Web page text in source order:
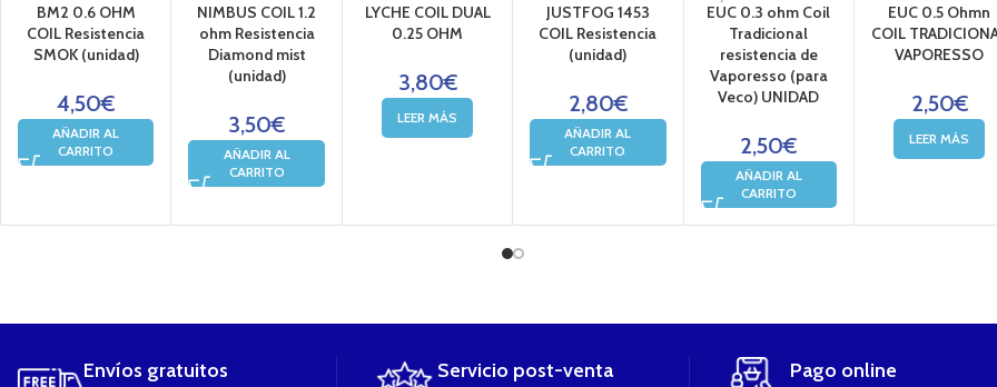
BM2 0.6 OHM
COIL Resistencia
SMOK (unidad)
4,50€
AÑADIR AL
CARRITO
NIMBUS COIL 1.2
ohm Resistencia
Diamond mist
(unidad)
3,50€
AÑADIR AL
CARRITO
LYCHE COIL DUAL
0.25 OHM
3,80€
LEER MÁS
JUSTFOG 1453
COIL Resistencia
(unidad)
2,80€
AÑADIR AL
CARRITO
EUC 0.3 ohm Coil
Tradicional
resistencia de
Vaporesso (para
Veco) UNIDAD
2,50€
AÑADIR AL
CARRITO
EUC 0.5 Ohmn
COIL
VAPORESSO
2,50€
LEER MÁS
Envíos gratuitos Servicio post-venta Pago online